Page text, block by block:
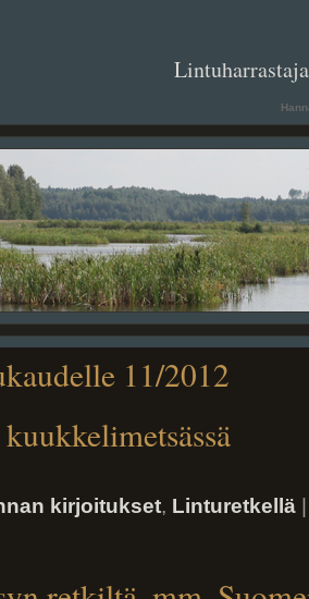
11/2012
kirjoitukset, Linturetkellä